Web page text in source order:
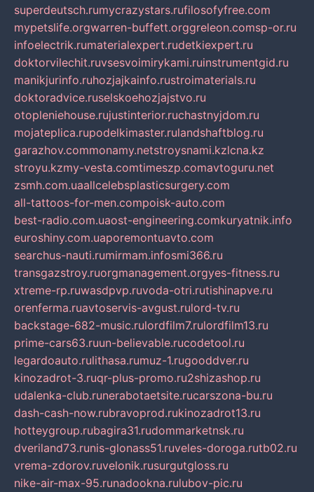
superdeutsch.rumycrazystars.rufilosofyfree.com
mypetslife.orgwarren-buffett.orggreleon.comsp-or.ru
infoelectrik.rumaterialexpert.rudetkiexpert.ru
doktorvilechit.ruvsesvoimirykami.ruinstrumentgid.ru
manikjurinfo.ruhozjajkainfo.rustroimaterials.ru
doktoradvice.ruselskoehozjajstvo.ru
otopleniehouse.rujustinterior.ruchastnyjdom.ru
mojateplica.rupodelkimaster.rulandshaftblog.ru
garazhov.commonamy.netstroysnami.kzlcna.kz
stroyu.kzmy-vesta.comtimeszp.comavtoguru.net
zsmh.com.uaallcelebsplasticsurgery.com
all-tattoos-for-men.compoisk-auto.com
best-radio.com.uaost-engineering.comkuryatnik.info
euroshiny.com.uaporemontuavto.com
searchus-nauti.rumirmam.infosmi366.ru
transgazstroy.ruorgmanagement.orgyes-fitness.ru
xtreme-rp.ruwasdpvp.ruvoda-otri.rutishinapve.ru
orenferma.ruavtoservis-avgust.rulord-tv.ru
backstage-682-music.rulordfilm7.rulordfilm13.ru
prime-cars63.ruun-believable.rucodetool.ru
legardoauto.rulithasa.rumuz-1.rugooddver.ru
kinozadrot-3.ruqr-plus-promo.ru2shizashop.ru
udalenka-club.runerabotaetsite.rucarszona-bu.ru
dash-cash-now.rubravoprod.rukinozadrot13.ru
hotteygroup.rubagira31.rudommarketnsk.ru
dveriland73.runis-glonass51.ruveles-doroga.rutb02.ru
vrema-zdorov.ruvelonik.rusurgutgloss.ru
nike-air-max-95.runadookna.rulubov-pic.ru